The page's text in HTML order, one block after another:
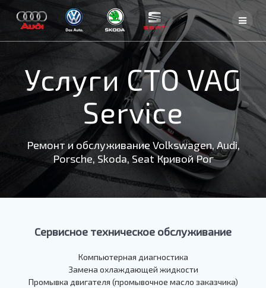
Skip
to
content
Услуги СТО VAG
Service
Ремонт и обслуживание Volkswagen, Audi,
Porsche, Skoda, Seat Кривой Рог
Сервисное техническое обслуживание
Компьютерная диагностика
Замена охлаждающей жидкости
Промывка двигателя (промывочное масло заказчика)